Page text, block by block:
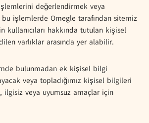
değerlendirmek veya
işlemlerde Omegle tarafından sitemiz
kullanıcıları hakkında tutulan kişisel
varlıklar arasında yer alabilir.
bulunmadan ek kişisel bilgi
veya topladığımız kişisel bilgileri
ilgisiz veya uyumsuz amaçlar için